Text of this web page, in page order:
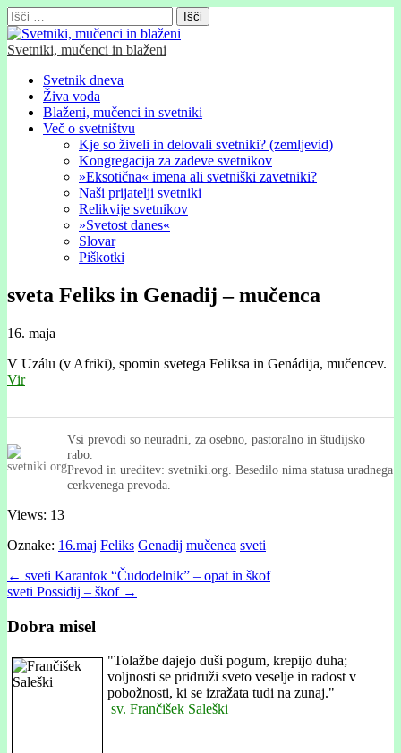
Išči:
Svetniki, mučenci in blaženi
Glavni
meni
Skip
content
Svetnik dneva
Živa voda
Blaženi, mučenci in svetniki
Več o svetništvu
Kje so živeli in delovali svetniki? (zemljevid)
Kongregacija za zadeve svetnikov
»Eksotična« imena ali svetniški zavetniki?
Naši prijatelji svetniki
Relikvije svetnikov
»Svetost danes«
Slovar
Piškotki
sveta Feliks in Genadij – mučenca
16. maja
V Uzálu (v Afriki), spomin svetega Feliksa in Genádĳa, mučencev.
Vir
Vsi prevodi so neuradni, za osebno, pastoralno in študijsko
rabo.
Prevod in ureditev: svetniki.org. Besedilo nima statusa uradnega
cerkvenega prevoda.
Views: 13
Oznake: 16.maj Feliks Genadij mučenca sveti
Post
navigation
← sveti Karantok “Čudodelnik” – opat in škof
sveti Possidij – škof →
Dobra misel
"Tolažbe dajejo duši pogum, krepijo duha;
voljnosti se pridruži sveto veselje in radost v
pobožnosti, ki se izražata tudi na zunaj."
sv. Frančišek Saleški